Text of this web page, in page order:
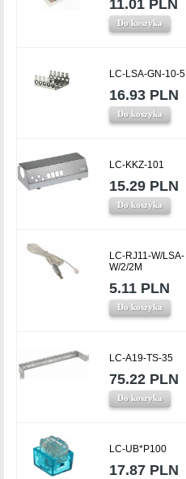
11.01 PLN
Do koszyka
LC-LSA-GN-10-5
16.93 PLN
Do koszyka
LC-KKZ-101
15.29 PLN
Do koszyka
LC-RJ11-W/LSA-
W/2/2M
5.11 PLN
Do koszyka
LC-A19-TS-35
75.22 PLN
Do koszyka
LC-UB*P100
17.87 PLN